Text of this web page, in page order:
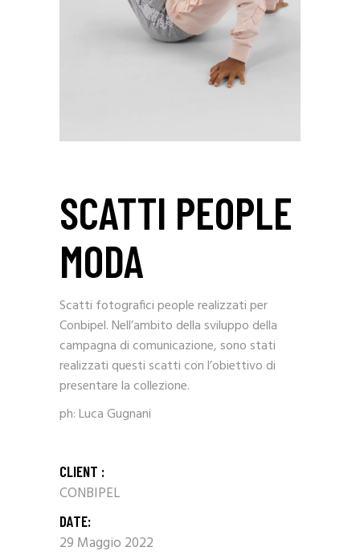
SCATTI PEOPLE
MODA
Scatti fotografici people realizzati per
Conbipel. Nell’ambito della sviluppo della
campagna di comunicazione, sono stati
realizzati questi scatti con l’obiettivo di
presentare la collezione.
ph: Luca Gugnani
CLIENT :
CONBIPEL
DATE:
29 Maggio 2022